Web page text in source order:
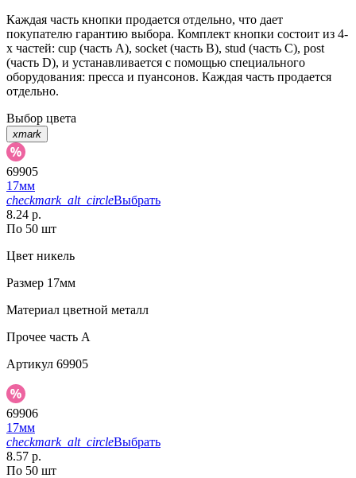
Каждая часть кнопки продается отдельно, что дает
покупателю гарантию выбора. Комплект кнопки состоит из 4-
х частей: cup (часть А), socket (часть В), stud (часть С), post
(часть D), и устанавливается с помощью специального
оборудования: пресса и пуансонов. Каждая часть продается
отдельно.
Выбор цвета
xmark
69905
17мм
checkmark_alt_circleВыбрать
8.24 р.
По 50 шт
Цвет никель
Размер 17мм
Материал цветной металл
Прочее часть A
Артикул 69905
69906
17мм
checkmark_alt_circleВыбрать
8.57 р.
По 50 шт